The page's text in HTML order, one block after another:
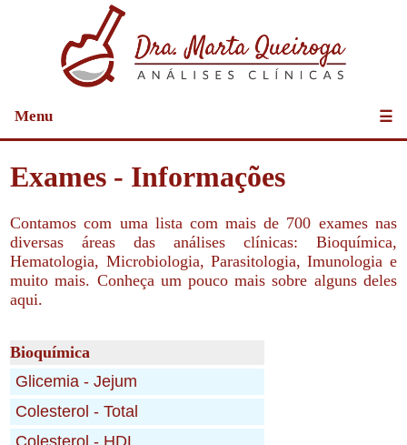
Menu ☰
Exames - Informações
Contamos com uma lista com mais de 700 exames nas
diversas áreas das análises clínicas: Bioquímica,
Hematologia, Microbiologia, Parasitologia, Imunologia e
muito mais. Conheça um pouco mais sobre alguns deles
aqui.
Bioquímica